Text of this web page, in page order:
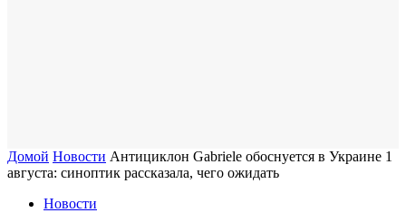
Домой Новости ​Антициклон Gabriele обоснуется в Украине 1
августа: синоптик рассказала, чего ожидать
Новости